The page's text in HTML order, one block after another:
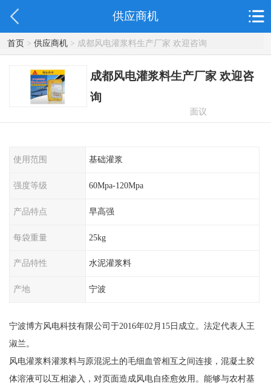
供应商机
首页> 供应商机> 成都风电灌浆料生产厂家 欢迎咨询
成都风电灌浆料生产厂家 欢迎咨
询
面议
使用范围 基础灌浆
强度等级 60Mpa-120Mpa
产品特点 早高强
每袋重量 25kg
产品特性 水泥灌浆料
产地 宁波
宁波博方风电科技有限公司于2016年02月15日成立。法定代表人王
淑兰。
风电灌浆料灌浆料与原混泥土的毛细血管相互之间连接，混凝土胶
体溶液可以互相渗入，对页面造成风电自痊愈效用。能够与农村基